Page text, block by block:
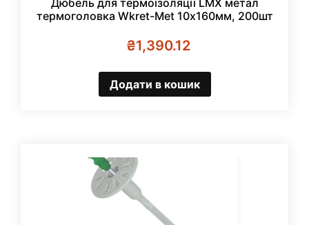
Дюбель для термоізоляції LMX метал
термоголовка Wkret-Met 10х160мм, 200шт
₴1,390.12
Додати в кошик